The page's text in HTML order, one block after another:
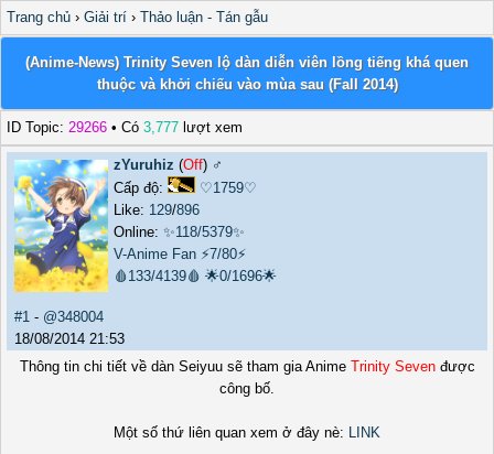
Trang chủ › Giải trí › Thảo luận - Tán gẫu
(Anime-News) Trinity Seven lộ dàn diễn viên lồng tiếng khá quen
thuộc và khởi chiếu vào mùa sau (Fall 2014)
ID Topic: 29266 • Có 3,777 lượt xem
zYuruhiz (Off) ♂️
Cấp độ:
♡1759♡
Like: 129/896
Online: ✨118/5379✨
V-Anime Fan ⚡7/80⚡
🩸133/4139🩸 🌟0/1696🌟
#1 - @348004
18/08/2014 21:53
Thông tin chi tiết về dàn Seiyuu sẽ tham gia Anime Trinity Sevenđược
công bố.
Một số thứ liên quan xem ở đây nè: LINK